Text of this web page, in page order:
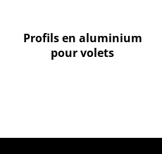
Profils en aluminium
pour volets